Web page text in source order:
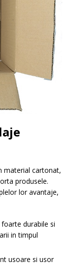
material cartonat,
produsele.
lor avantaje,
durabile si
in timpul
usoare si usor